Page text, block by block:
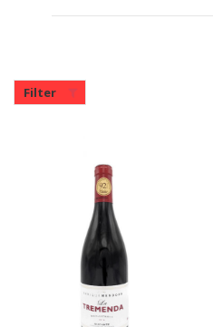
Filter